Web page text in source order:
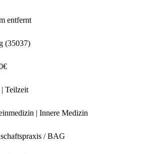
entfernt
(35037)
Teilzeit
| Innere Medizin
/ BAG